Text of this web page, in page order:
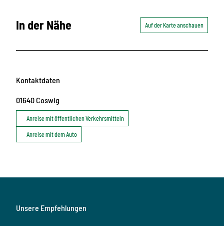
In der Nähe Auf der Karte anschauen
Kontaktdaten
01640Coswig
Anreise mit öffentlichen Verkehrsmitteln
Anreise mit dem Auto
Unsere Empfehlungen